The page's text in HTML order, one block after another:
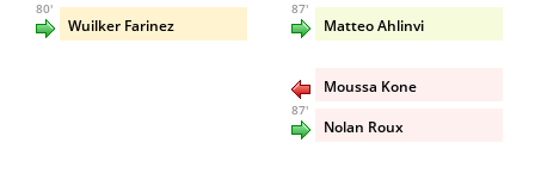
80'
Wuilker Farinez
87'
Matteo Ahlinvi
Moussa Kone
87'
Nolan Roux